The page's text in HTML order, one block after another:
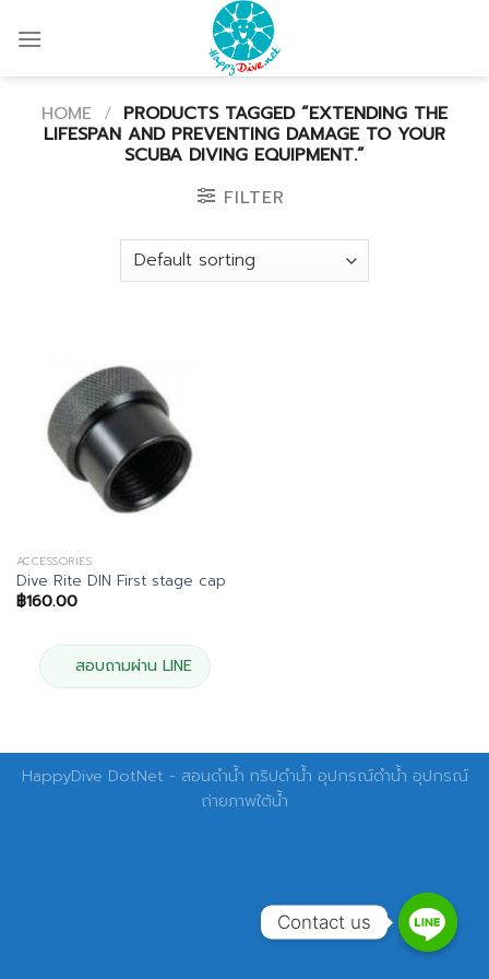
HOME / PRODUCTS TAGGED “EXTENDING THE
LIFESPAN AND PREVENTING DAMAGE TO YOUR
SCUBA DIVING EQUIPMENT.”
FILTER
ACCESSORIES
Dive Rite DIN First stage cap
฿160.00
สอบถามผ่าน LINE
HappyDive DotNet - สอนดำน้ำ ทริปดำน้ำ อุปกรณ์ดำน้ำ อุปกรณ์
ถ่ายภาพใต้น้ำ
Contact us